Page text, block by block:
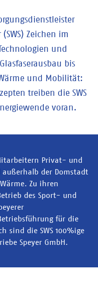
Zeichen im
und
bis
und Mobilität:
treiben die SWS
voran.
Privat- und
außerhalb der Domstadt
Zu ihren
des Sport- und
für die
sind die SWS 100%ige
Speyer GmbH.